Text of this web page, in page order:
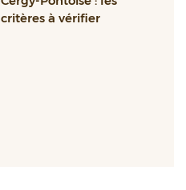
critères à vérifier